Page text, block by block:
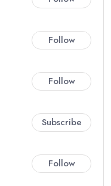
Follow
Follow
Subscribe
Follow